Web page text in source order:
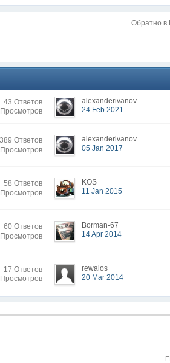
Обратно в
43 Ответов
alexanderivanov
24 Feb 2021
Ответов
alexanderivanov
05 Jan 2017
58 Ответов
KOS
11 Jan 2015
60 Ответов
Borman-67
14 Apr 2014
17 Ответов
rewalos
20 Mar 2014